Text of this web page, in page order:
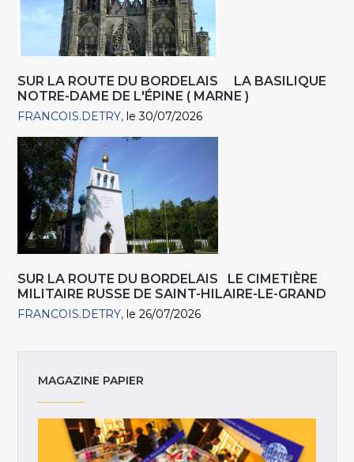
SUR LA ROUTE DU BORDELAIS LA BASILIQUE
NOTRE-DAME DE L'ÉPINE ( MARNE )
FRANCOIS.DETRY le 30/07/2026
SUR LA ROUTE DU BORDELAIS LE CIMETIÈRE
MILITAIRE RUSSE DE SAINT-HILAIRE-LE-GRAND
FRANCOIS.DETRY le 26/07/2026
MAGAZINE PAPIER